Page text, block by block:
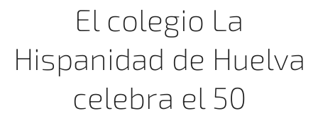
El colegio La
Hispanidad de Huelva
celebra el 50